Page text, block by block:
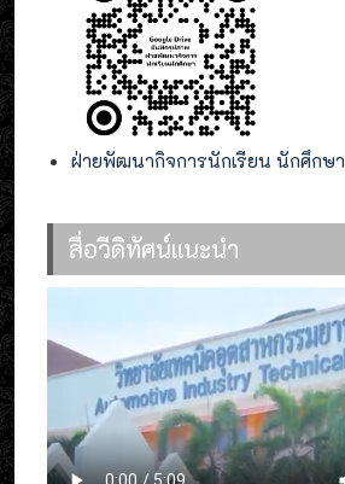
ฝ่ายพัฒนากิจการนักเรียน นักศึกษา
สื่อวีดิทัศน์แนะนำ